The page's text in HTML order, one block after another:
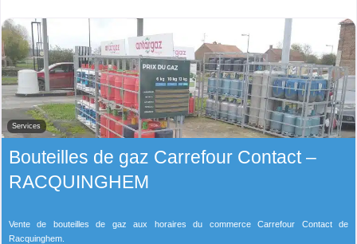
Services
Bouteilles de gaz Carrefour Contact –
RACQUINGHEM
Vente de bouteilles de gaz aux horaires du commerce Carrefour Contact de
Racquinghem.